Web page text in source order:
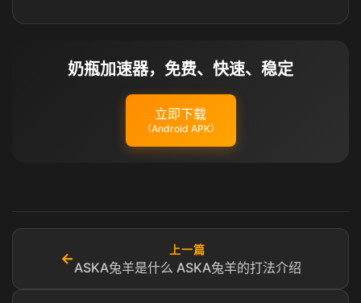
奶瓶加速器，免费、快速、稳定
立即下载
（Android APK）
←
上一篇
ASKA兔羊是什么 ASKA兔羊的打法介绍